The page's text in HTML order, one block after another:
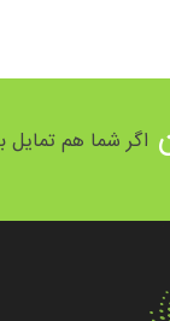
اگر شما هم تمایل